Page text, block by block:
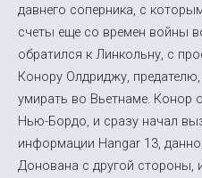
давнего соперника, с
счеты еще со времен войны
обратился к Линкольну, с
Конору Олдриджу,
умирать во Вьетнаме. Конор
Нью-Бордо, и сразу начал
информации Hangar 13,
Донована с другой стороны,